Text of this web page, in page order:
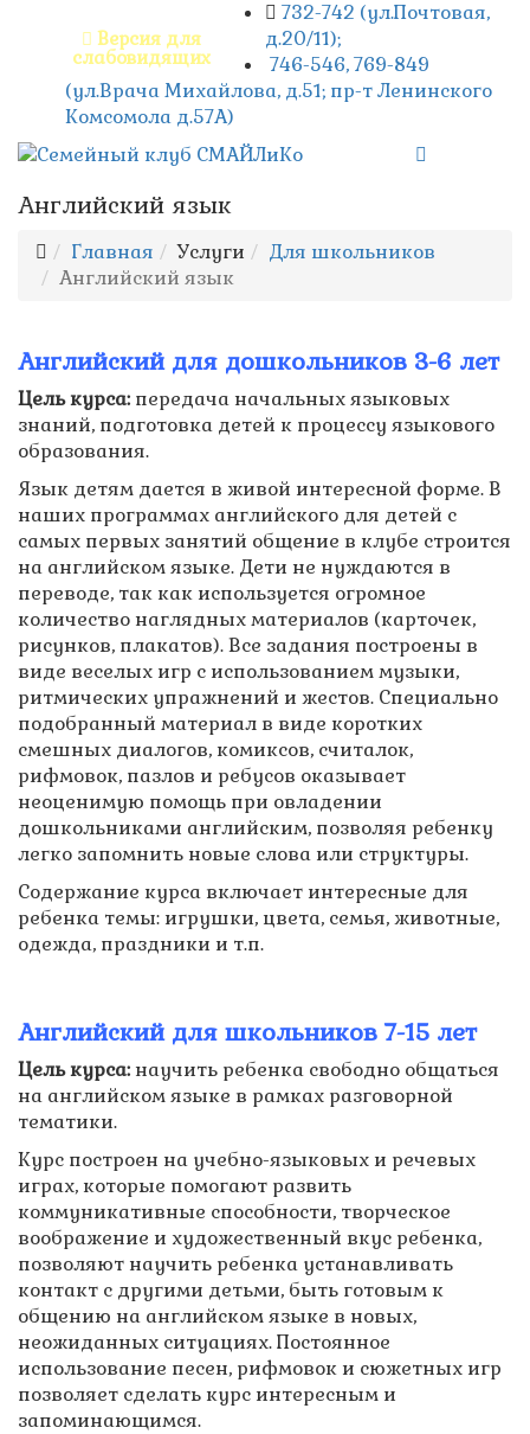
Версия для
слабовидящих
732-742 (ул.Почтовая,
д.20/11);
746-546, 769-849
(ул.Врача Михайлова, д.51; пр-т Ленинского
Комсомола д.57А)
Английский язык
Главная Услуги
Для школьников
Английский язык
Английский для дошкольников 3-6 лет
Цель курса: передача начальных языковых
знаний, подготовка детей к процессу языкового
образования.
Язык детям дается в живой интересной форме. В
наших программах английского для детей с
самых первых занятий общение в клубе строится
на английском языке. Дети не нуждаются в
переводе, так как используется огромное
количество наглядных материалов (карточек,
рисунков, плакатов). Все задания построены в
виде веселых игр с использованием музыки,
ритмических упражнений и жестов. Специально
подобранный материал в виде коротких
смешных диалогов, комиксов, считалок,
рифмовок, пазлов и ребусов оказывает
неоценимую помощь при овладении
дошкольниками английским, позволяя ребенку
легко запомнить новые слова или структуры.
Содержание курса включает интересные для
ребенка темы: игрушки, цвета, семья, животные,
одежда, праздники и т.п.
Английский для школьников 7-15 лет
Цель курса:научить ребенка свободно общаться
на английском языке в рамках разговорной
тематики.
Курс построен на учебно-языковых и речевых
играх, которые помогают развить
коммуникативные способности, творческое
воображение и художественный вкус ребенка,
позволяют научить ребенка устанавливать
контакт с другими детьми, быть готовым к
общению на английском языке в новых,
неожиданных ситуациях. Постоянное
использование песен, рифмовок и сюжетных игр
позволяет сделать курс интересным и
запоминающимся.